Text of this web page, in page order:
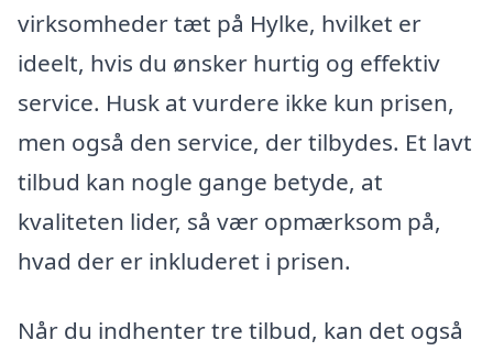
virksomheder tæt på Hylke, hvilket er
ideelt, hvis du ønsker hurtig og effektiv
service. Husk at vurdere ikke kun prisen,
men også den service, der tilbydes. Et lavt
tilbud kan nogle gange betyde, at
kvaliteten lider, så vær opmærksom på,
hvad der er inkluderet i prisen.
Når du indhenter tre tilbud, kan det også